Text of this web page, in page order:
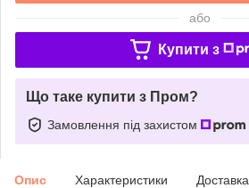
або
Купити з
Що таке купити з Пром?
Замовлення під захистом
Опис Характеристики Доставка